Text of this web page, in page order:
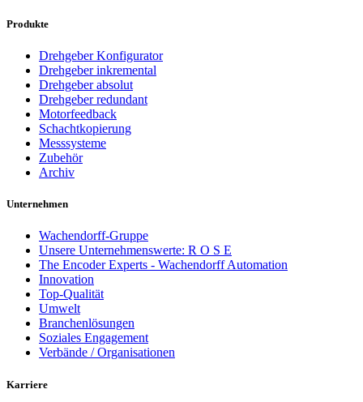
Produkte
Drehgeber Konfigurator
Drehgeber inkremental
Drehgeber absolut
Drehgeber redundant
Motorfeedback
Schachtkopierung
Messsysteme
Zubehör
Archiv
Unternehmen
Wachendorff-Gruppe
Unsere Unternehmenswerte: R O S E
The Encoder Experts - Wachendorff Automation
Innovation
Top-Qualität
Umwelt
Branchenlösungen
Soziales Engagement
Verbände / Organisationen
Karriere